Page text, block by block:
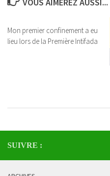
VOUS AIMEREZ AUSSI...
Mon premier confinement a eu
lieu lors de la Première Intifada
SUIVRE :